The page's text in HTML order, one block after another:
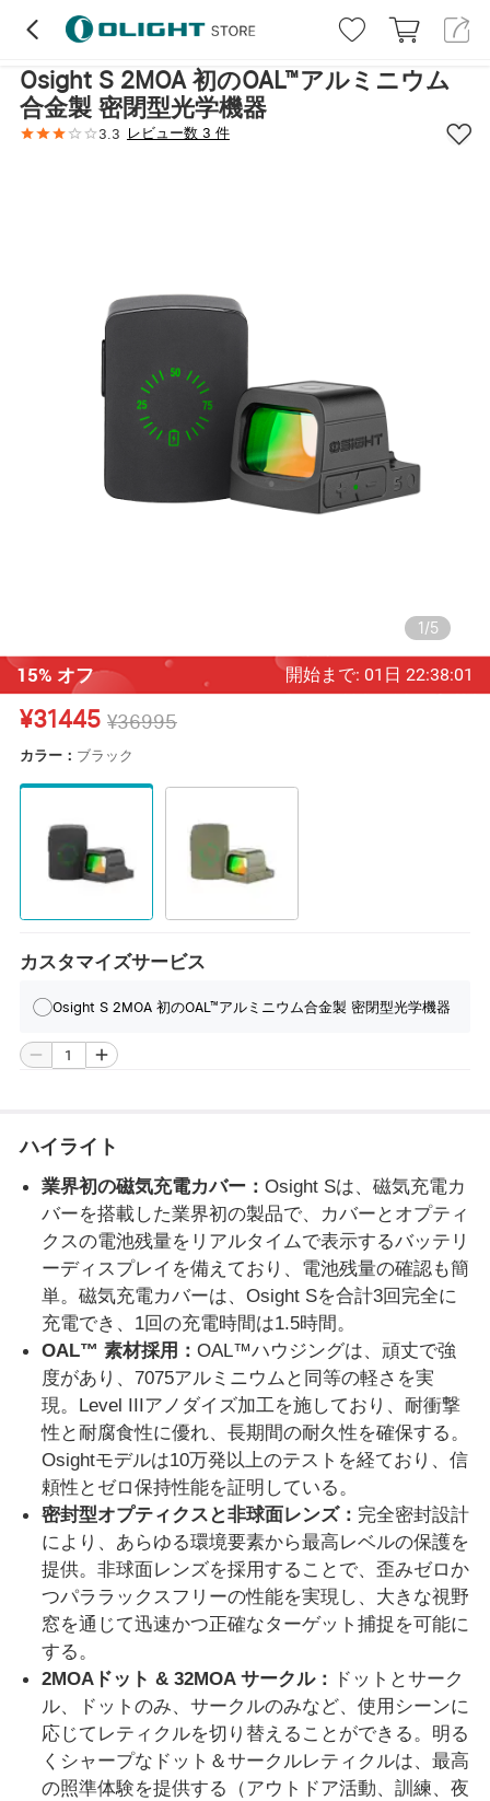
Osight S 2MOA 初のOAL™アルミニウム
合金製 密閉型光学機器
3.3 レビュー数 3 件
1/5
15% オフ 開始まで: 01 日 22:37:59
¥31445 ¥36995
カラー： ブラック
カスタマイズサービス
Osight S 2MOA 初のOAL™アルミニウム合金製 密閉型光学機器
ハイライト
業界初の磁気充電カバー： Osight Sは、磁気充電カ
バーを搭載した業界初の製品で、カバーとオプティ
クスの電池残量をリアルタイムで表示するバッテリ
ーディスプレイを備えており、電池残量の確認も簡
単。磁気充電カバーは、 Osight Sを合計3回完全に
充電でき、 1回の充電時間は1.5時間。
OAL™ 素材採用： OAL™ハウジングは、頑丈で強
度があり、 7075アルミニウムと同等の軽さを実
現。 Level IIIアノダイズ加工を施しており、耐衝撃
性と耐腐食性に優れ、長期間の耐久性を確保する。
Osightモデルは10万発以上のテストを経ており、信
頼性とゼロ保持性能を証明している。
密封型オプティクスと非球面レンズ： 完全密封設計
により、あらゆる環境要素から最高レベルの保護を
提供。非球面レンズを採用することで、歪みゼロか
つパララックスフリーの性能を実現し、大きな視野
窓を通じて迅速かつ正確なターゲット捕捉を可能に
する。
2MOA ドット & 32MOA サークル：
ドットとサーク
ル、ドットのみ、サークルのみなど、使用シーンに
応じてレティクルを切り替えることができる。明る
くシャープなドット＆サークルレティクルは、最高
の照準体験を提供する（アウトドア活動、訓練、夜
ハイライト レビュー (3) 詳細 仕様